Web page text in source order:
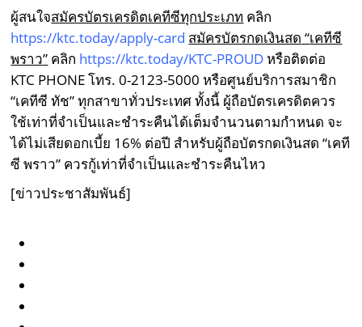
ผู้สนใจสมัครบัตรเครดิตเคทีซีทุกประเภท คลิก
https://ktc.today/apply-card สมัครบัตรกดเงินสด “เคทีซี
พราว” คลิก https://ktc.today/KTC-PROUD หรือติดต่อ
KTC PHONEโทร.0-2123-5000 หรือศูนย์บริการสมาชิก
“เคทีซี ทัช”ทุกสาขาทั่วประเทศ ทั้งนี้ ผู้ถือบัตรเครดิตควร
ใช้เท่าที่จำเป็นและชำระคืนได้เต็มจำนวนตามกำหนด จะ
ได้ไม่เสียดอกเบี้ย 16% ต่อปี สำหรับผู้ถือบัตรกดเงินสด “เคที
ซี พราว” ควรกู้เท่าที่จำเป็นและชำระคืนไหว
[ข่าวประชาสัมพันธ์]